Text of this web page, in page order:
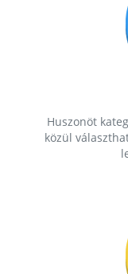
Huszonöt
közül